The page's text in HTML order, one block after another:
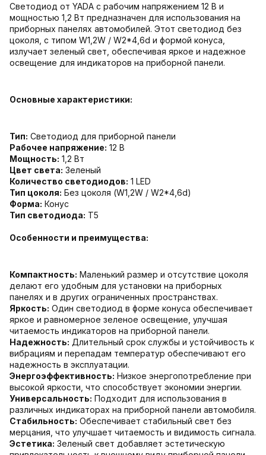
Светодиод от YADA с рабочим напряжением 12 В и
мощностью 1,2 Вт предназначен для использования на
приборных панелях автомобилей. Этот светодиод без
цоколя, с типом W1,2W / W2*4,6d и формой конуса,
излучает зеленый свет, обеспечивая яркое и надежное
освещение для индикаторов на приборной панели.
Основные характеристики:
Тип: Светодиод для приборной панели
Рабочее напряжение: 12 В
Мощность: 1,2 Вт
Цвет света: Зеленый
Количество светодиодов: 1 LED
Тип цоколя: Без цоколя (W1,2W / W2*4,6d)
Форма: Конус
Тип светодиода: T5
Особенности и преимущества:
Компактность: Маленький размер и отсутствие цоколя
делают его удобным для установки на приборных
панелях и в других ограниченных пространствах.
Яркость: Один светодиод в форме конуса обеспечивает
яркое и равномерное зеленое освещение, улучшая
читаемость индикаторов на приборной панели.
Надежность: Длительный срок службы и устойчивость к
вибрациям и перепадам температур обеспечивают его
надежность в эксплуатации.
Энергоэффективность: Низкое энергопотребление при
высокой яркости, что способствует экономии энергии.
Универсальность: Подходит для использования в
различных индикаторах на приборной панели автомобиля.
Стабильность: Обеспечивает стабильный свет без
мерцания, что улучшает читаемость и видимость сигнала.
Эстетика: Зеленый свет добавляет эстетическую